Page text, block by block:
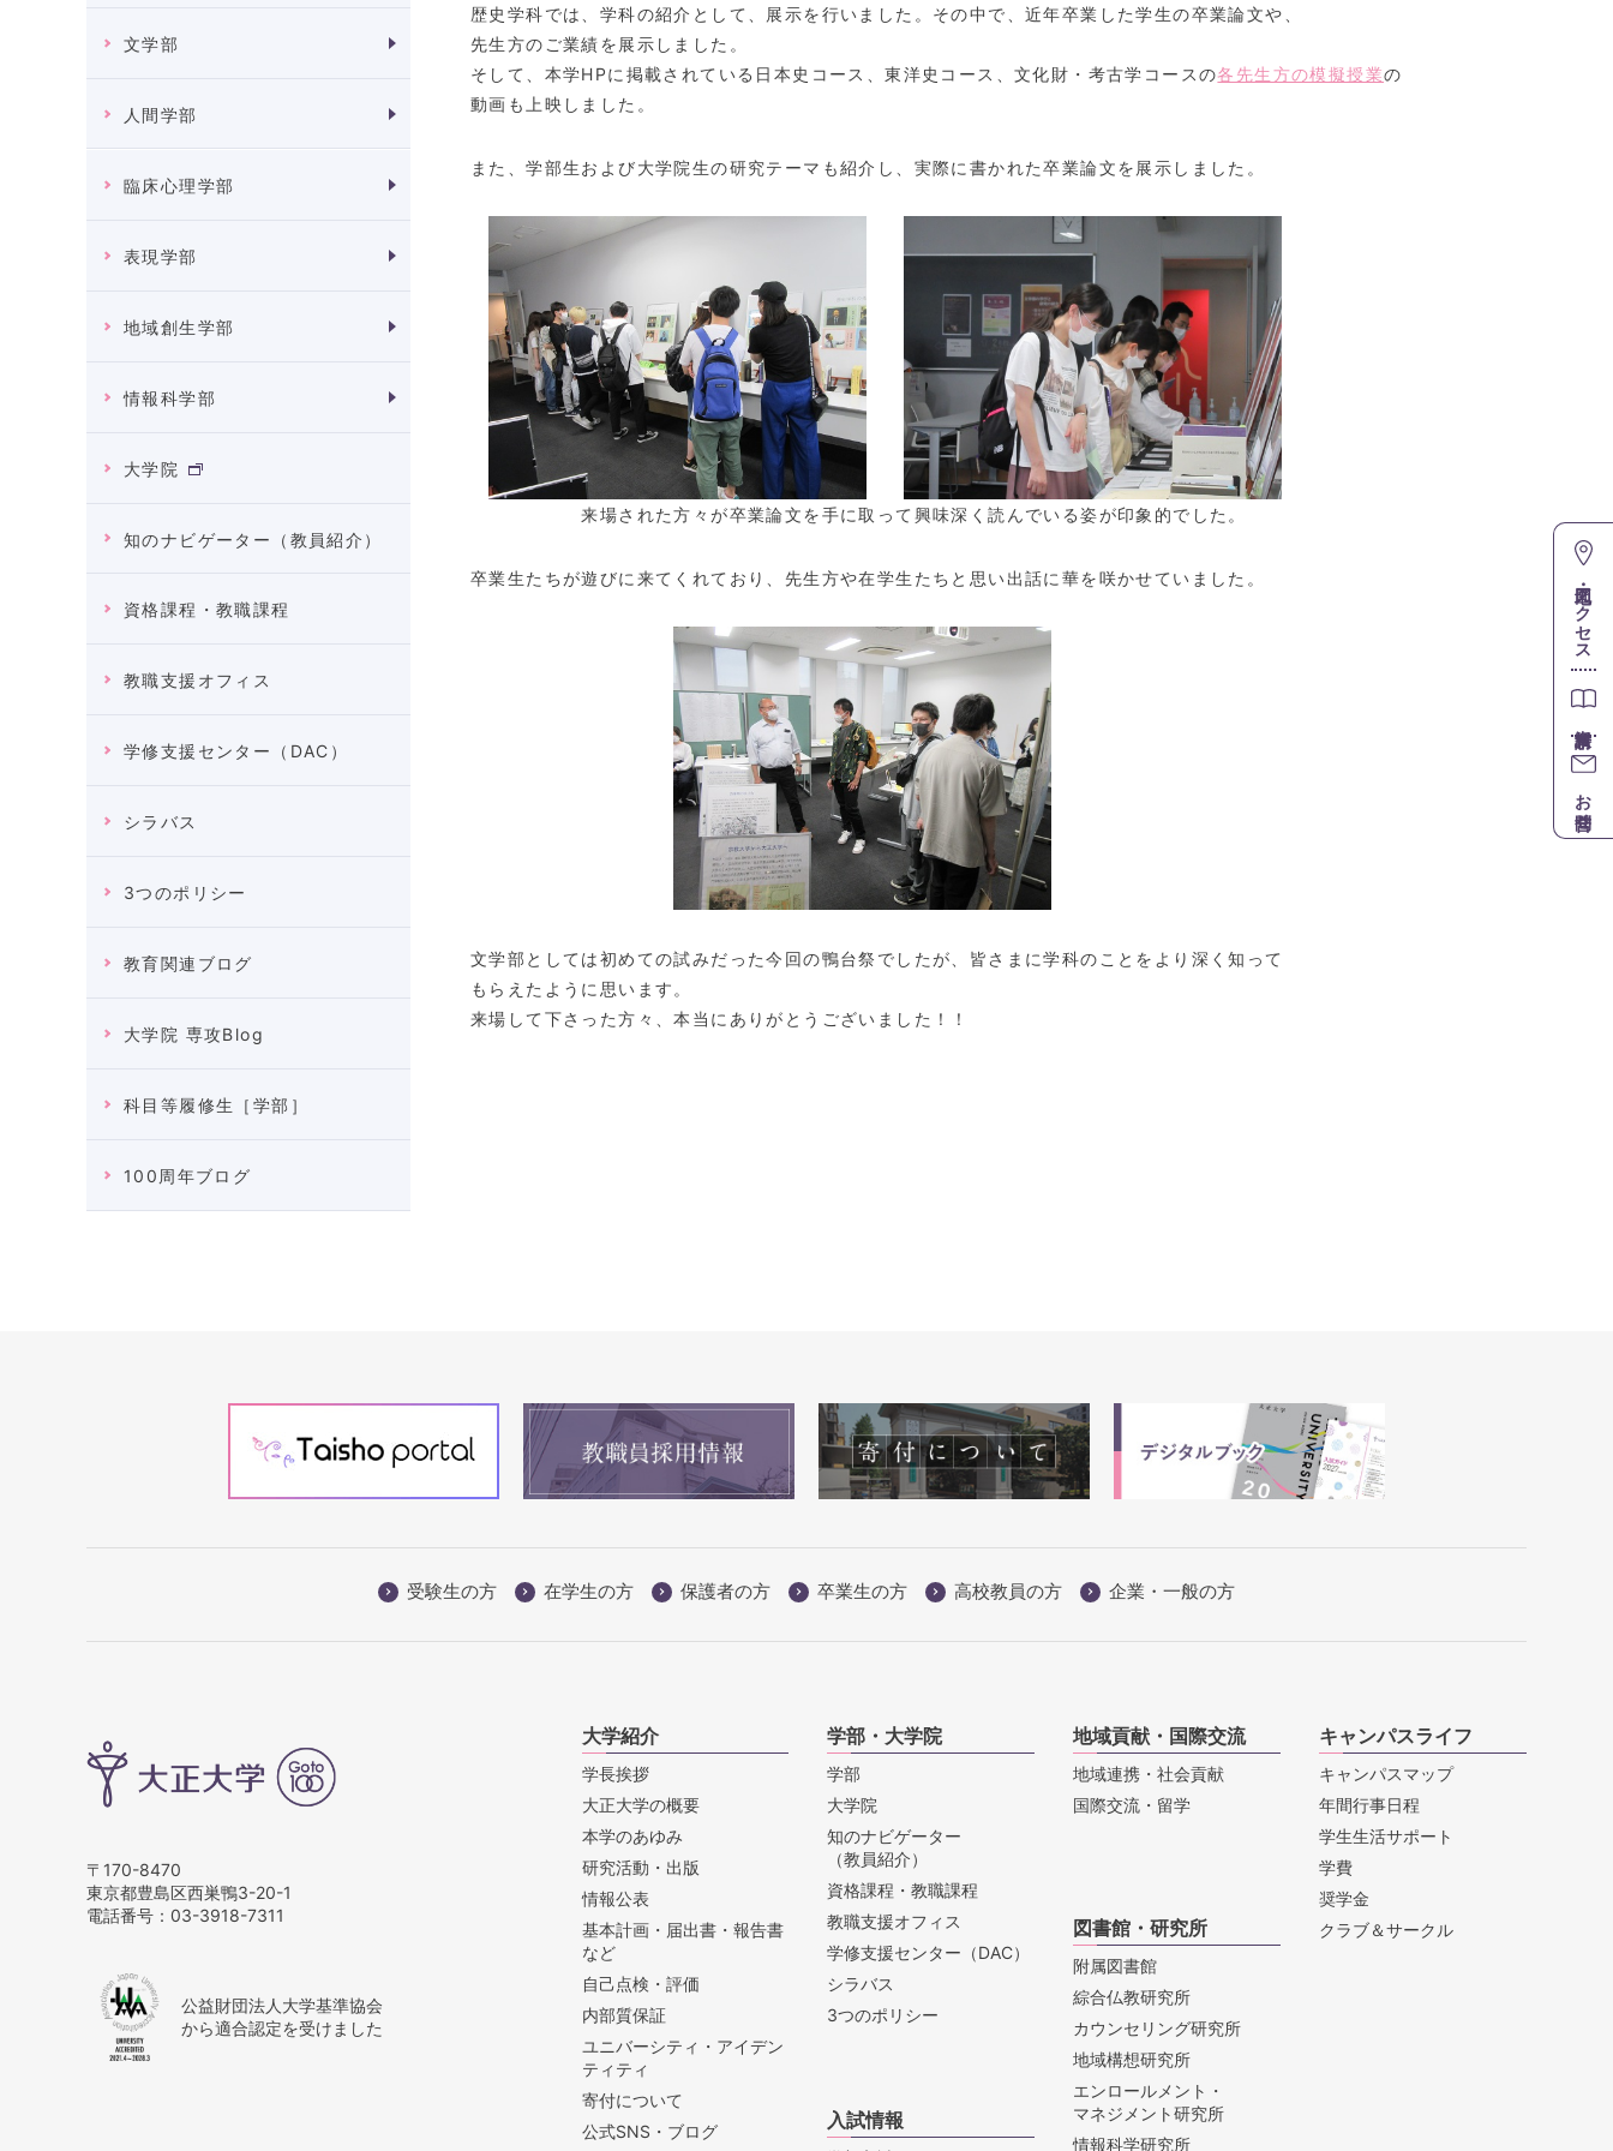
文学部
人間学部
臨床心理学部
表現学部
地域創生学部
情報科学部
大学院
知のナビゲーター（教員紹介）
資格課程・教職課程
教職支援オフィス
学修支援センター（DAC）
シラバス
3つのポリシー
教育関連ブログ
大学院 専攻Blog
科目等履修生［学部］
100周年ブログ
歴史学科では、学科の紹介として、展示を行いました。その中で、近年卒業した学生の卒業論文や、
先生方のご業績を展示しました。
そして、本学HPに掲載されている日本史コース、東洋史コース、文化財・考古学コースの各先生方の模擬授業の
動画も上映しました。
また、学部生および大学院生の研究テーマも紹介し、実際に書かれた卒業論文を展示しました。
来場された方々が卒業論文を手に取って興味深く読んでいる姿が印象的でした。
卒業生たちが遊びに来てくれており、先生方や在学生たちと思い出話に華を咲かせていました。
文学部としては初めての試みだった今回の鴨台祭でしたが、皆さまに学科のことをより深く知って
もらえたように思います。
来場して下さった方々、本当にありがとうございました！！
受験生の方 在学生の方 保護者の方 卒業生の方 高校教員の方 企業・一般の方
〒170-8470
東京都豊島区西巣鴨3-20-1
電話番号： 03-3918-7311
公益財団法人大学基準協会
から適合認定を受けました
大学紹介
学長挨拶
大正大学の概要
本学のあゆみ
研究活動・出版
情報公表
基本計画・届出書・報告書
など
自己点検・評価
内部質保証
ユニバーシティ・アイデン
ティティ
寄付について
公式SNS・ブログ
学部・大学院
学部
大学院
知のナビゲーター
（教員紹介）
資格課程・教職課程
教職支援オフィス
学修支援センター（DAC）
シラバス
3つのポリシー
地域貢献・国際交流
地域連携・社会貢献
国際交流・留学
キャンパスライフ
キャンパスマップ
年間行事日程
学生生活サポート
学費
奨学金
クラブ＆サークル
入試情報
図書館・研究所
附属図書館
綜合仏教研究所
カウンセリング研究所
地域構想研究所
エンロールメント・
マネジメント研究所
情報科学研究所
地図・アクセス
お問合せ